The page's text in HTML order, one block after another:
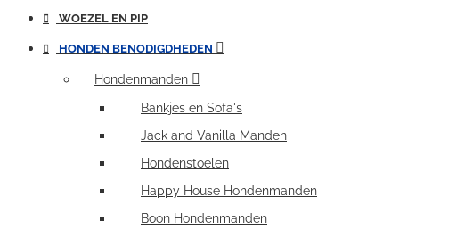
WOEZEL EN PIP
HONDEN BENODIGDHEDEN
Hondenmanden
Bankjes en Sofa's
Jack and Vanilla Manden
Hondenstoelen
Happy House Hondenmanden
Boon Hondenmanden